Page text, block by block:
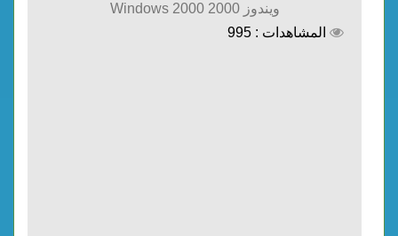
ويندوز 2000 Windows 2000
المشاهدات : 995